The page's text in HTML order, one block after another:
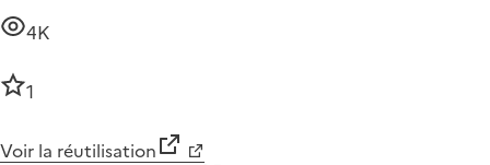
4K
1
Voir la réutilisation